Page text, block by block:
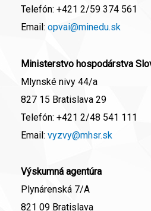
Telefón: +421 2/59 374 561
Email: opvai@minedu.sk
Ministerstvo hospodárstva
Mlynské nivy 44/a
827 15 Bratislava 29
Telefón: +421 2/48 541 111
Email: vyzvy@mhsr.sk
Výskumná agentúra
Plynárenská 7/A
821 09 Bratislava